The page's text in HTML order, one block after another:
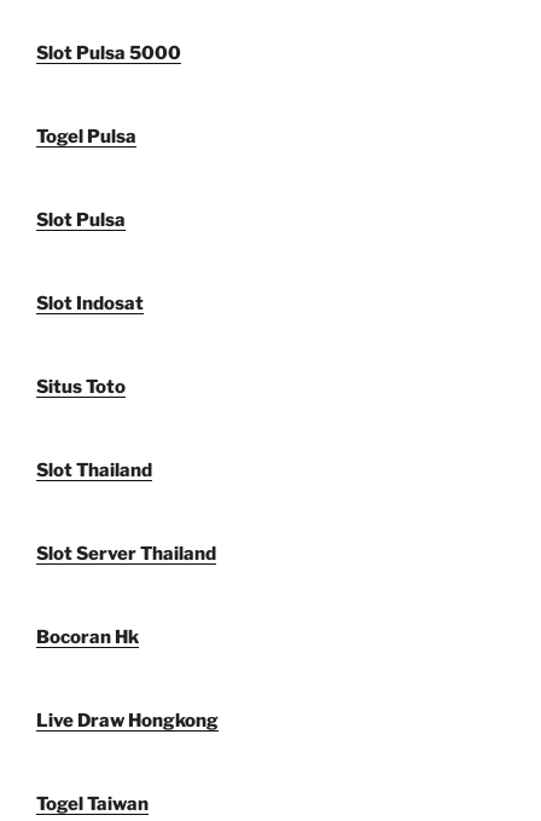
Slot Pulsa 5000
Togel Pulsa
Slot Pulsa
Slot Indosat
Situs Toto
Slot Thailand
Slot Server Thailand
Bocoran Hk
Live Draw Hongkong
Togel Taiwan